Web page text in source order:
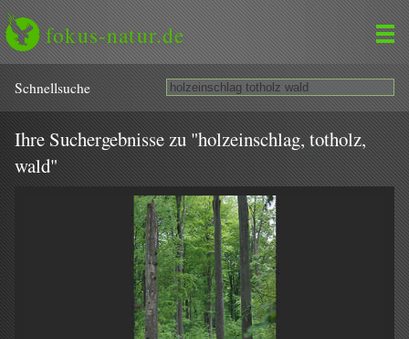
fokus-natur.de
Schnell­suche
Ihre Suchergebnisse zu "holzeinschlag, totholz,
wald"